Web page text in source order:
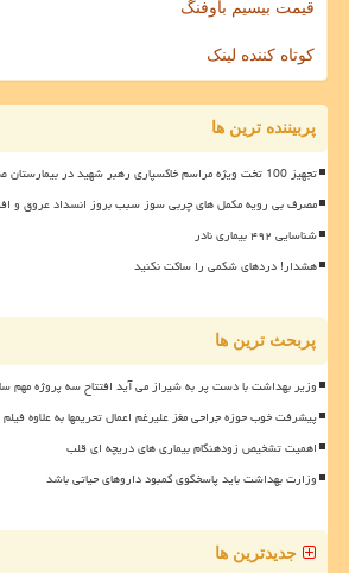
قیمت بیسیم باوفنگ
کوتاه کننده لینک
پربیننده ترین ها
تجهیز 100 تخت ویژه مراسم خاکسپاری رهبر شهید در بیمارستان صحرایی مصلی به علاوه فیلم
مصرف بی رویه مکمل های چربی سوز سبب بروز انسداد عروق و
شناسایی ۴۹۲ بیماری نادر
هشدار! دردهای شکمی را ساکت نکنید
پربحث ترین ها
وزیر بهداشت با دست پر به شیراز می آید افتتاح سه پروژه مهم
پیشرفت خوب حوزه جراحی مغز علیرغم اعمال تحریمها به علاوه فیلم
اهمیت تشخیص زودهنگام بیماری های دریچه ای قلب
وزارت بهداشت باید پاسخگوی کمبود داروهای حیاتی باشد
جدیدترین ها